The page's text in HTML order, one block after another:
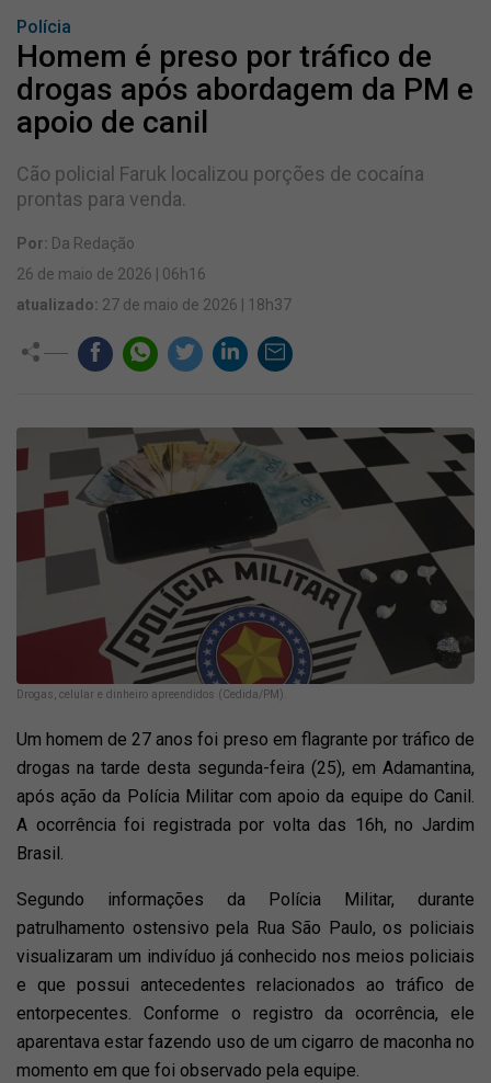
Polícia
Homem é preso por tráfico de
drogas após abordagem da PM e
apoio de canil
Cão policial Faruk localizou porções de cocaína
prontas para venda.
Por: Da Redação
26 de maio de 2026 | 06h16
atualizado: 27 de maio de 2026 | 18h37
Drogas, celular e dinheiro apreendidos (Cedida/PM).
Um homem de 27 anos foi preso em flagrante por tráfico de
drogas na tarde desta segunda-feira (25), em Adamantina,
após ação da Polícia Militar com apoio da equipe do Canil.
A ocorrência foi registrada por volta das 16h, no Jardim
Brasil.
Segundo informações da Polícia Militar, durante
patrulhamento ostensivo pela Rua São Paulo, os policiais
visualizaram um indivíduo já conhecido nos meios policiais
e que possui antecedentes relacionados ao tráfico de
entorpecentes. Conforme o registro da ocorrência, ele
aparentava estar fazendo uso de um cigarro de maconha no
momento em que foi observado pela equipe.